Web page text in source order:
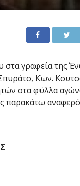
γραφεία της
Κων.
στα φύλλα
παρακάτω